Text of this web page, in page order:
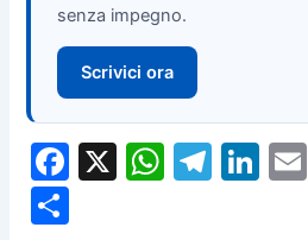
senza impegno.
Scrivici ora
F
X
W T
Li